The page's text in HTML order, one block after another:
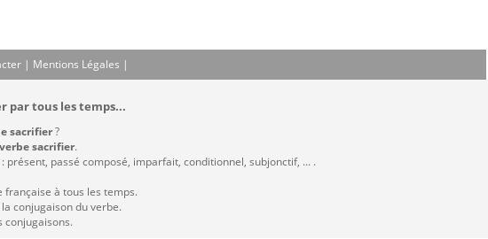
| Mentions Légales |
par tous les temps...
sacrifier?
verbe sacrifier.
présent, passé composé, imparfait, conditionnel, subjonctif, ... .
à tous les temps.
conjugaison du verbe.
conjugaisons.